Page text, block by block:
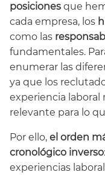
posiciones que
cada empresa, los
como las
fundamentales.
enumerar las
ya que los
experiencia laboral
relevante para lo
Por ello, el orden
cronológico inverso
experiencias